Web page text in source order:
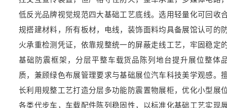
低反光品牌视觉规范四大基础工艺底线。选用轻量化可回收
规搭建材料，所有板材，电线，装饰面料均具备展馆认可的
火承重检测凭证，依靠规整统一的屏蔽走线工艺，牢固稳定
基础防震框架，分层平整车载货品陈列地台提升展位整体
质，兼顾绿色布展管理要求与基础展位汽车科技美学观感。
长利用规整工艺打造分层多功能防震置物展柜，优化小型展
各类代步车，车载配件陈列稳固性，以标准化基础工艺实现